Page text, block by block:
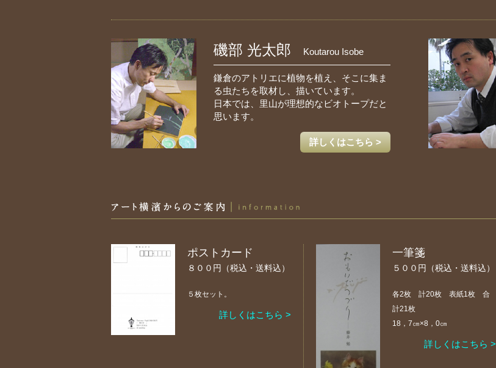
磯部 光太郎 Koutarou Isobe
鎌倉のアトリエに植物を植え、そこに集ま
る虫たちを取材し、描いています。
日本では、里山が理想的なビオトープだと
思います。
詳しくはこちら >
ポストカード
８００円（税込・送料込）
５枚セット。
詳しくはこちら >
一筆箋
５００円（税込・送料込）
各2枚 計20枚 表紙1枚 合
計21枚
18，7㎝×8，0㎝
詳しくはこちら >